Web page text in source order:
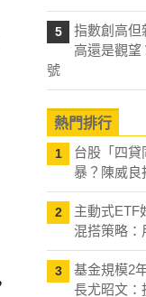
5
指數創高但
高還是觀望
號
熱門排行
1
台股「四貸
暴？陳威良
2
主動式ETF
混搭策略：
3
基金規模2
長尤昭文：